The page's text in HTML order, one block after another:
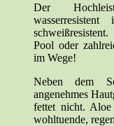
Der
Pool oder
im Wege!
Neben dem
angenehmes
fettet nicht.
wohltuende,